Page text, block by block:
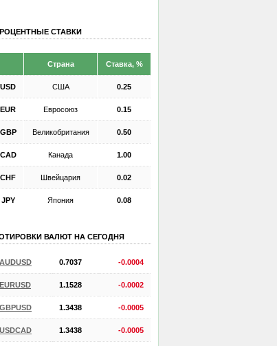
СТАВКИ
Страна Ставка, %
USD США 0.25
EUR Евросоюз 0.15
GBP Великобритания 0.50
CAD Канада 1.00
CHF Швейцария 0.02
JPY Япония 0.08
ВАЛЮТ НА СЕГОДНЯ
AUDUSD 0.7037 -0.0004
EURUSD 1.1528 -0.0002
GBPUSD 1.3438 -0.0005
USDCAD 1.3438 -0.0005